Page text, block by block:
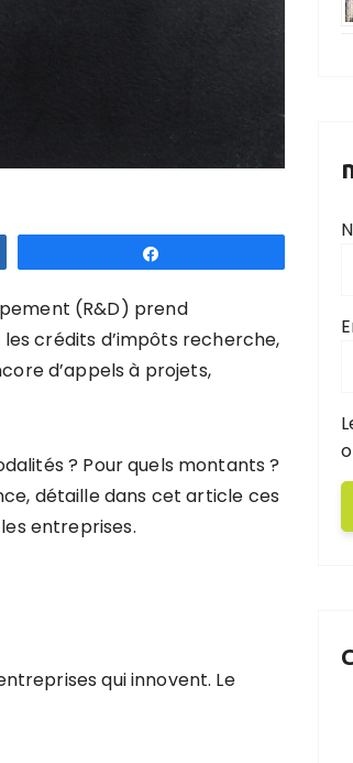
(R&D) prend
crédits d’impôts recherche,
d’appels à projets,
? Pour quels montants ?
détaille dans cet article ces
entreprises.
qui innovent. Le